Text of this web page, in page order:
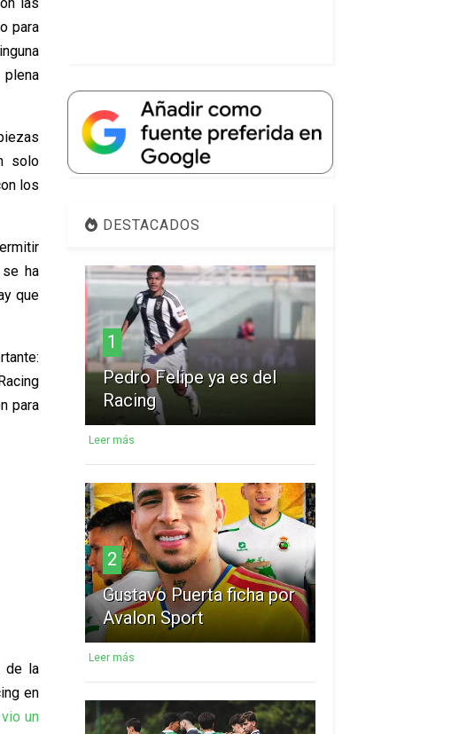
para
solo
los
ha
que
para
de la
en
un
DESTACADOS
1
Pedro Felipe ya es del
Racing
Leer más
2
Gustavo Puerta ficha por
Avalon Sport
Leer más